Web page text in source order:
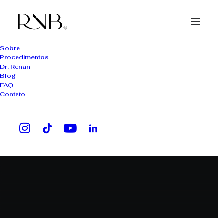
Sobre
Procedimentos
Dr. Renan
Blog
FAQ
Contato
afinamento capilar